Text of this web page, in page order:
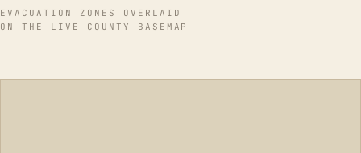
EVACUATION ZONES OVERLAID
ON THE LIVE COUNTY BASEMAP